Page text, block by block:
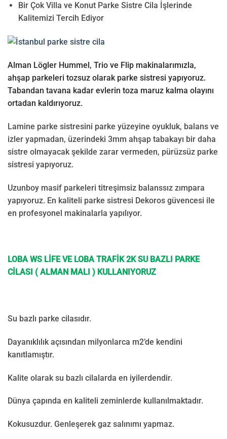
Bir Çok Villa ve Konut Parke Sistre Cila İşlerinde
Kalitemizi Tercih Ediyor
Alman Lögler Hummel, Trio ve Flip makinalarımızla,
ahşap parkeleri tozsuz olarak parke sistresi yapıyoruz.
Tabandan tavana kadar evlerin toza maruz kalma olayını
ortadan kaldırıyoruz.
Lamine parke sistresini parke yüzeyine oyukluk, balans ve
izler yapmadan, üzerindeki 3mm ahşap tabakayı bir daha
sistre olmayacak şekilde zarar vermeden, pürüzsüz parke
sistresi yapıyoruz.
Uzunboy masif parkeleri titreşimsiz balanssız zımpara
yapıyoruz. En kaliteli parke sistresi Dekoros güvencesi ile
en profesyonel makinalarla yapılıyor.
LOBA WS LİFE VE LOBA TRAFİK 2K SU BAZLI PARKE
CİLASI ( ALMAN MALI ) KULLANIYORUZ
Su bazlı parke cilasıdır.
Dayanıklılık açısından milyonlarca m2’de kendini
kanıtlamıştır.
Kalite olarak su bazlı cilalarda en iyilerdendir.
Dünya çapında en kaliteli zeminlerde kullanılmaktadır.
Kokusuzdur. Genleşerek gaz salınımı yapmaz.